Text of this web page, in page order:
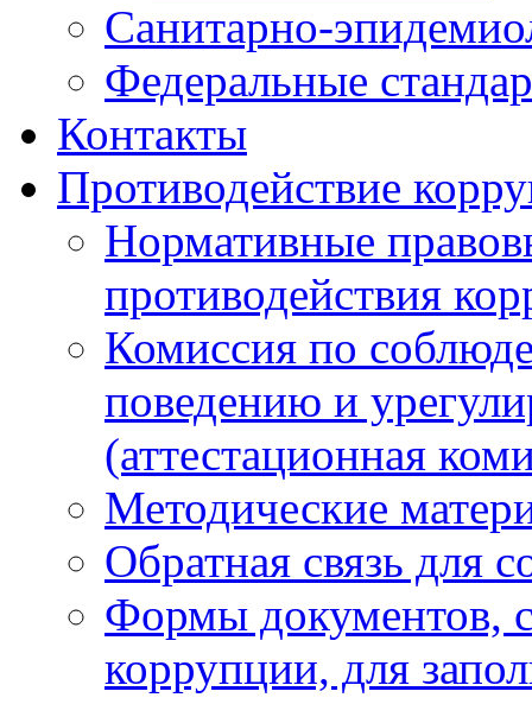
Санитарно-
Федеральные
Контакты
Противодействие
Нормативные
противодействия
Комиссия по
поведению и
(аттестационная
Методические
Обратная связь для
Формы документов,
коррупции, для